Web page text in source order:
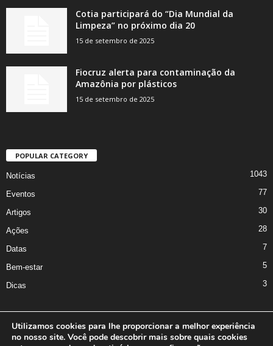
Cotia participará do “Dia Mundial da
Limpeza” no próximo dia 20
15 de setembro de 2025
Fiocruz alerta para contaminação da
Amazônia por plásticos
15 de setembro de 2025
POPULAR CATEGORY
Notícias 1043
Eventos 77
Artigos 30
Ações 28
Datas 7
Bem-estar 5
Dicas 3
Utilizamos cookies para lhe proporcionar a melhor experiência
no nosso site. Você pode descobrir mais sobre quais cookies